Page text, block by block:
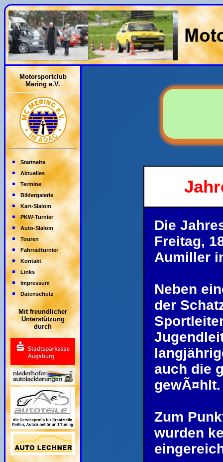
Motorsportclub
Mering e.V.
Startseite
Aktuelles
Termine
Bildergalerie
Kart-Slalom
PKW-Turnier
Auto-Slalom
Touren
Fahrradturnier
Kontakt
Links
Impressum
Datenschutz
Mit freundlicher
Unterstützung
durch
Die
Freitag,
Aumiller
Neben
der
auch die
gewÃ¤hlt.
Zum
wurden